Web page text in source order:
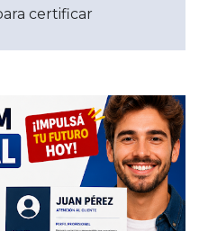
certificar